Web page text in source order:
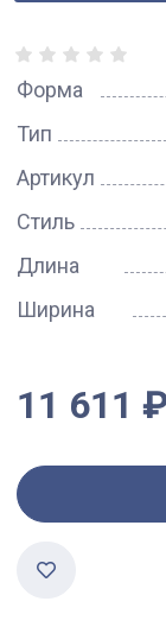
Форма
Тип
Артикул
Стиль
Длина
Ширина
11 611